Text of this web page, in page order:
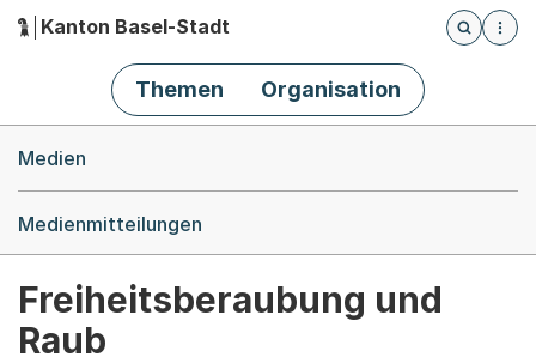
Hauptnavigation
Kanton Basel-Stadt
Öffnet
Themen Organisation
Medien
Medienmitteilungen
Freiheitsberaubung und
Raub